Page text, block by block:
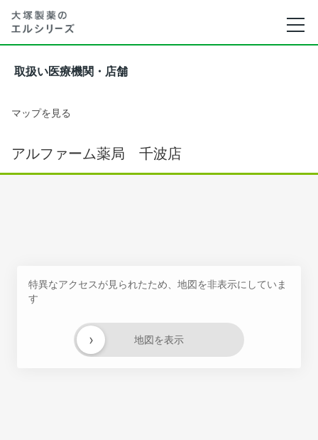
取扱い医療機関・店舗
マップを見る
アルファーム薬局 千波店
特異なアクセスが見られたため、地図を非表示にしていま
す
地図を表示
›